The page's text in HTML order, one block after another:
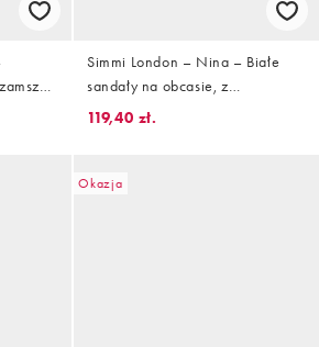
Simmi London – Nina – Białe
sandały na obcasie, z
paseczkami
119,40 zł.
Okazja